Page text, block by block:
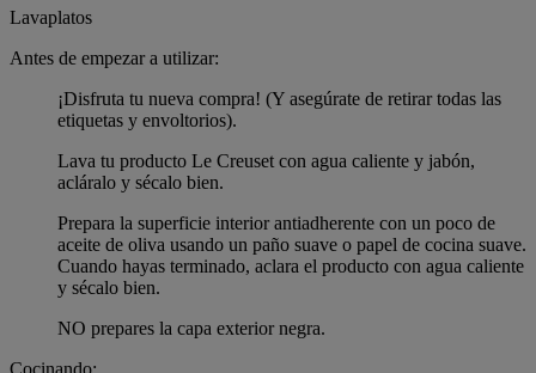
Lavaplatos
Antes de empezar a utilizar:
¡Disfruta tu nueva compra! (Y asegúrate de retirar todas las
etiquetas y envoltorios).
Lava tu producto Le Creuset con agua caliente y jabón,
acláralo y sécalo bien.
Prepara la superficie interior antiadherente con un poco de
aceite de oliva usando un paño suave o papel de cocina suave.
Cuando hayas terminado, aclara el producto con agua caliente
y sécalo bien.
NO prepares la capa exterior negra.